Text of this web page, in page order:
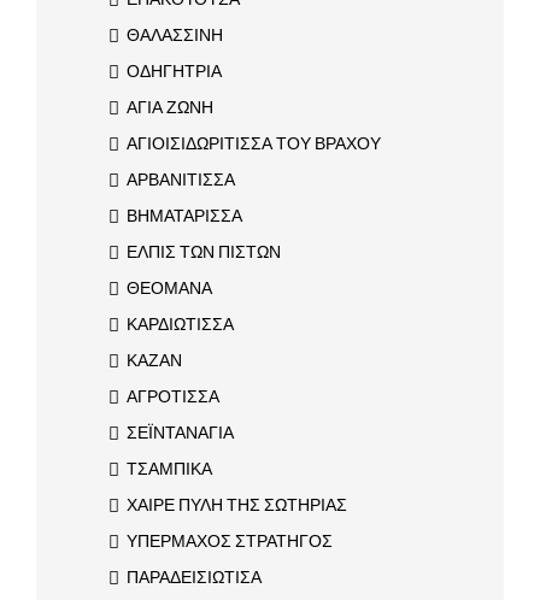
ΘΑΛΑΣΣΙΝΗ
ΟΔΗΓΗΤΡΙΑ
ΑΓΙΑ ΖΩΝΗ
ΑΓΙΟΙΣΙΔΩΡΙΤΙΣΣΑ ΤΟΥ ΒΡΑΧΟΥ
ΑΡΒΑΝΙΤΙΣΣΑ
ΒΗΜΑΤΑΡΙΣΣΑ
ΕΛΠΙΣ ΤΩΝ ΠΙΣΤΩΝ
ΘΕΟΜΑΝΑ
ΚΑΡΔΙΩΤΙΣΣΑ
ΚΑΖΑΝ
ΑΓΡΟΤΙΣΣΑ
ΣΕΪΝΤΑΝΑΓΙΑ
ΤΣΑΜΠΙΚΑ
ΧΑΙΡΕ ΠΥΛΗ ΤΗΣ ΣΩΤΗΡΙΑΣ
ΥΠΕΡΜΑΧΟΣ ΣΤΡΑΤΗΓΟΣ
ΠΑΡΑΔΕΙΣΙΩΤΙΣΑ